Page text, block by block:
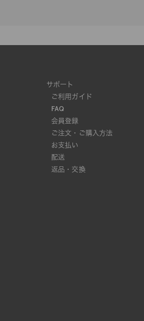
サポート
ご利用ガイド
FAQ
会員登録
ご注文・ご購入方法
お支払い
配送
返品・交換